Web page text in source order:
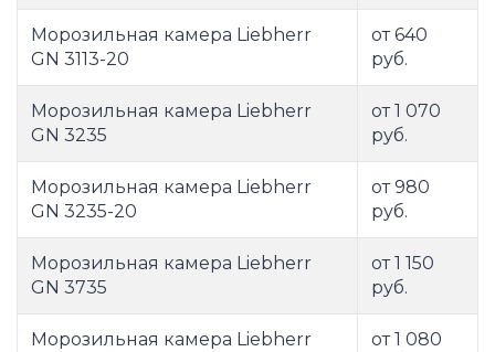
Морозильная камера Liebherr
GN 3113-20
от 640
руб.
Морозильная камера Liebherr
GN 3235
от 1 070
руб.
Морозильная камера Liebherr
GN 3235-20
от 980
руб.
Морозильная камера Liebherr
GN 3735
от 1 150
руб.
Морозильная камера Liebherr
от 1 080